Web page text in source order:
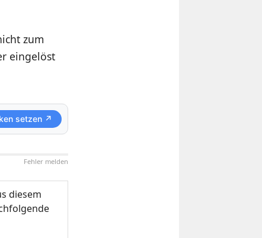
zum
eingelöst
setzen ↗
Fehler melden
diesem